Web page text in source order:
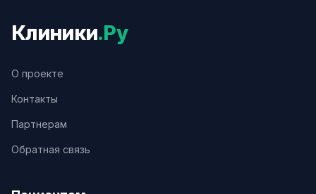
Клиники.Ру
О проекте
Контакты
Партнерам
Обратная связь